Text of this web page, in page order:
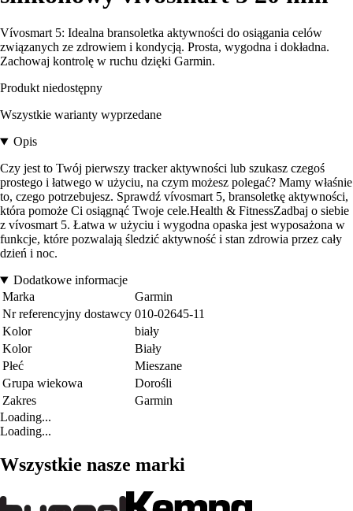
Vívosmart 5: Idealna bransoletka aktywności do osiągania celów
związanych ze zdrowiem i kondycją. Prosta, wygodna i dokładna.
Zachowaj kontrolę w ruchu dzięki Garmin.
Produkt niedostępny
Wszystkie warianty wyprzedane
Opis
Czy jest to Twój pierwszy tracker aktywności lub szukasz czegoś
prostego i łatwego w użyciu, na czym możesz polegać? Mamy właśnie
to, czego potrzebujesz. Sprawdź vívosmart 5, bransoletkę aktywności,
która pomoże Ci osiągnąć Twoje cele.Health & FitnessZadbaj o siebie
z vívosmart 5. Łatwa w użyciu i wygodna opaska jest wyposażona w
funkcje, które pozwalają śledzić aktywność i stan zdrowia przez cały
dzień i noc.
Dodatkowe informacje
Marka
Garmin
Nr referencyjny dostawcy 010-02645-11
Kolor
biały
Kolor
Biały
Płeć
Mieszane
Grupa wiekowa
Dorośli
Zakres
Garmin
Loading...
Loading...
Wszystkie nasze marki